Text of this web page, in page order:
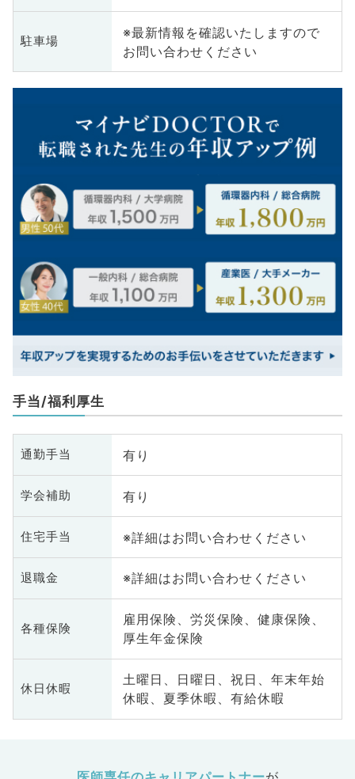
駐車場
※最新情報を確認いたしますので
お問い合わせください
手当/福利厚生
通勤手当 有り
学会補助 有り
住宅手当 ※詳細はお問い合わせください
退職金 ※詳細はお問い合わせください
各種保険
雇用保険、労災保険、健康保険、
厚生年金保険
休日休暇
土曜日、日曜日、祝日、年末年始
休暇、夏季休暇、有給休暇